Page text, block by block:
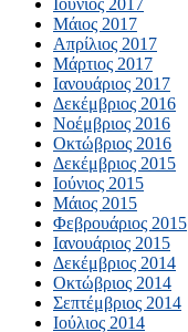
Μάιος 2017
Απρίλιος 2017
Μάρτιος 2017
Ιανουάριος 2017
Δεκέμβριος 2016
Νοέμβριος 2016
Οκτώβριος 2016
Δεκέμβριος 2015
Ιούνιος 2015
Μάιος 2015
Φεβρουάριος 2015
Ιανουάριος 2015
Δεκέμβριος 2014
Οκτώβριος 2014
Σεπτέμβριος 2014
Ιούλιος 2014